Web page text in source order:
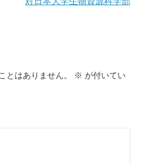
とはありません。 ※ が付いてい